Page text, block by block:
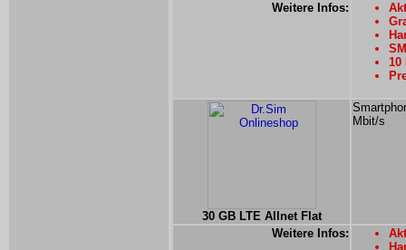
Weitere Infos:
10
30 GB LTE Allnet Flat
Mbit/s
Weitere Infos: